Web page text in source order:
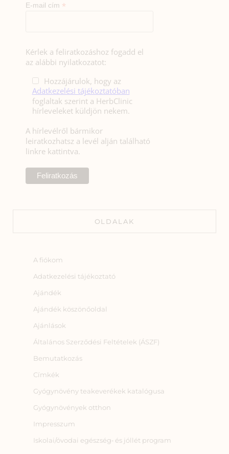
E-mail cím *
Kérlek a feliratkozáshoz fogadd el
az alábbi nyilatkozatot:
Hozzájárulok, hogy az
Adatkezelési tájékoztatóban
foglaltak szerint a HerbClinic
hírleveleket küldjön nekem.
A hírlevélről bármikor
leiratkozhatsz a levél alján található
linkre kattintva.
OLDALAK
A fiókom
Adatkezelési tájékoztató
Ajándék
Ajándék köszönőoldal
Ajánlások
Általános Szerződési Feltételek (ÁSZF)
Bemutatkozás
Címkék
Gyógynövény teakeverékek katalógusa
Gyógynövények otthon
Impresszum
Iskolai/óvodai egészség‑ és jóllét program